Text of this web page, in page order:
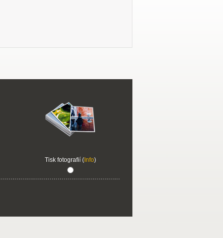
Tisk fotografií (Info)